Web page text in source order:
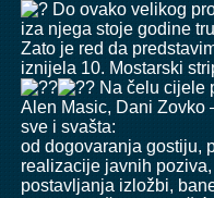
Do ovako velikog
iza njega stoje godine
Zato je red da
iznijela 10. Mostarski
Na čelu cijele
Alen Masic, Dani Zovko
sve i svašta:
od dogovaranja gostiju,
realizacije javnih
postavljanja izložbi,